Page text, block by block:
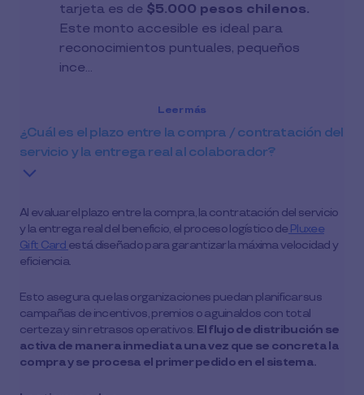
tarjeta es de $5.000 pesos chilenos.
Este monto accesible es ideal para
reconocimientos puntuales, pequeños
ince…
Leer más
¿Cuál es el plazo entre la compra / contratación del
servicio y la entrega real al colaborador?
Al evaluar el plazo entre la compra, la contratación del servicio
y la entrega real del beneficio, el proceso logístico de Pluxee
Gift Card está diseñado para garantizar la máxima velocidad y
eficiencia.
Esto asegura que las organizaciones puedan planificar sus
campañas de incentivos, premios o aguinaldos con total
certeza y sin retrasos operativos. El flujo de distribución se
activa de manera inmediata una vez que se concreta la
compra y se procesa el primer pedido en el sistema.